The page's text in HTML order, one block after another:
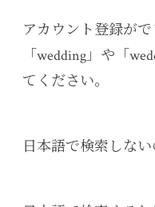
アカウント登録が
「wedding」や「
てください。
日本語で検索しない